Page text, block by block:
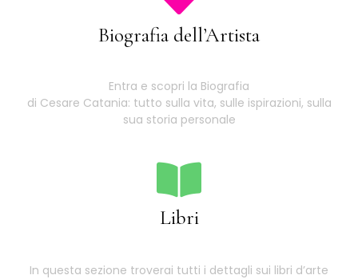
Biografia dell’Artista
Entra e scopri la Biografia
di Cesare Catania: tutto sulla vita, sulle ispirazioni, sulla
sua storia personale
Libri
In questa sezione troverai tutti i dettagli sui libri d’arte